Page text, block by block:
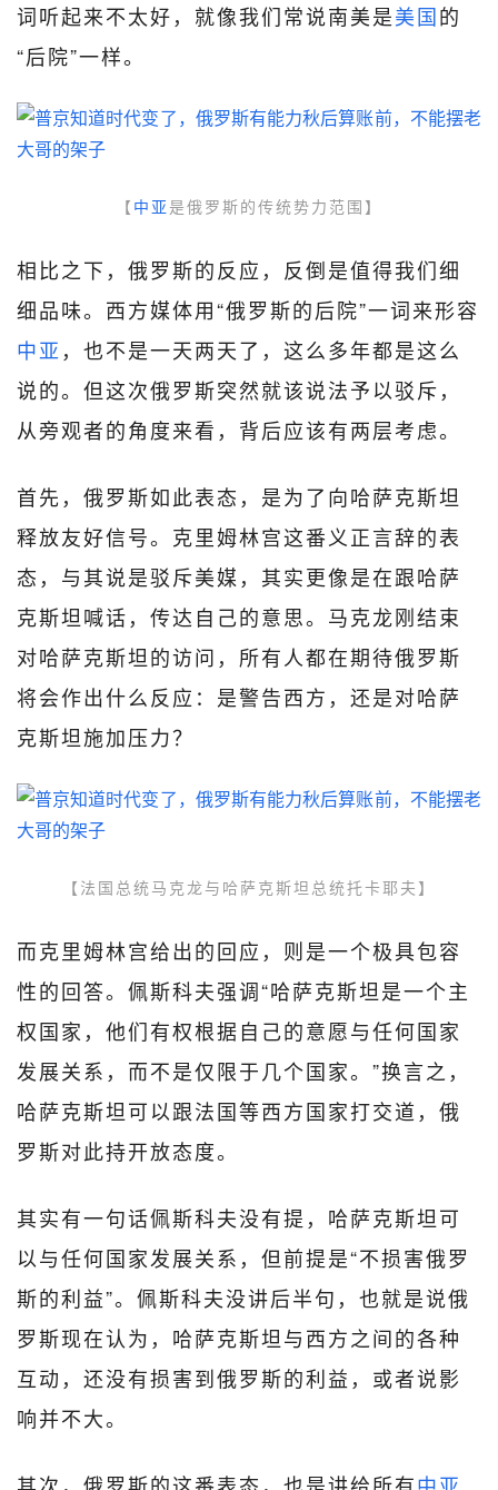
词听起来不太好，就像我们常说南美是美国的
“后院”一样。
【 中亚 是俄罗斯的传统势力范围】
相比之下，俄罗斯的反应，反倒是值得我们细
细品味。西方媒体用“俄罗斯的后院”一词来形容
中亚，也不是一天两天了，这么多年都是这么
说的。但这次俄罗斯突然就该说法予以驳斥，
从旁观者的角度来看，背后应该有两层考虑。
首先，俄罗斯如此表态，是为了向哈萨克斯坦
释放友好信号。克里姆林宫这番义正言辞的表
态，与其说是驳斥美媒，其实更像是在跟哈萨
克斯坦喊话，传达自己的意思。马克龙刚结束
对哈萨克斯坦的访问，所有人都在期待俄罗斯
将会作出什么反应：是警告西方，还是对哈萨
克斯坦施加压力？
【法国总统马克龙与哈萨克斯坦总统托卡耶夫】
而克里姆林宫给出的回应，则是一个极具包容
性的回答。佩斯科夫强调“哈萨克斯坦是一个主
权国家，他们有权根据自己的意愿与任何国家
发展关系，而不是仅限于几个国家。”换言之，
哈萨克斯坦可以跟法国等西方国家打交道，俄
罗斯对此持开放态度。
其实有一句话佩斯科夫没有提，哈萨克斯坦可
以与任何国家发展关系，但前提是“不损害俄罗
斯的利益”。佩斯科夫没讲后半句，也就是说俄
罗斯现在认为，哈萨克斯坦与西方之间的各种
互动，还没有损害到俄罗斯的利益，或者说影
响并不大。